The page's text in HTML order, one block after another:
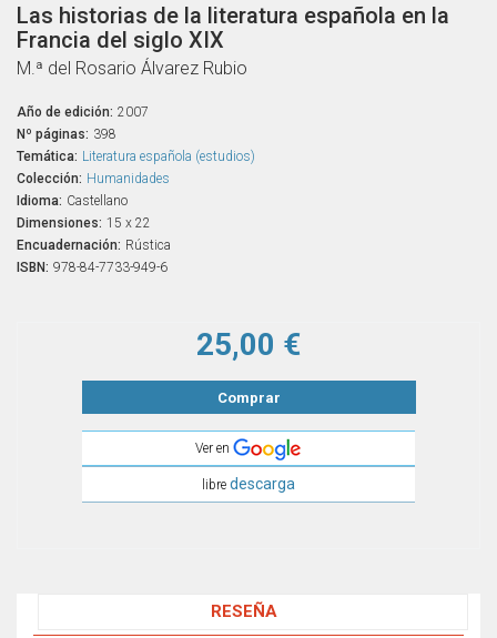
Las historias de la literatura española en la
Francia del siglo XIX
M.ª del Rosario Álvarez Rubio
Año de edición: 2007
Nº páginas: 398
Temática: Literatura española (estudios)
Colección: Humanidades
Idioma: Castellano
Dimensiones: 15 x 22
Encuadernación: Rústica
ISBN: 978-84-7733-949-6
25,00 €
Comprar
Ver en
libre descarga
RESEÑA